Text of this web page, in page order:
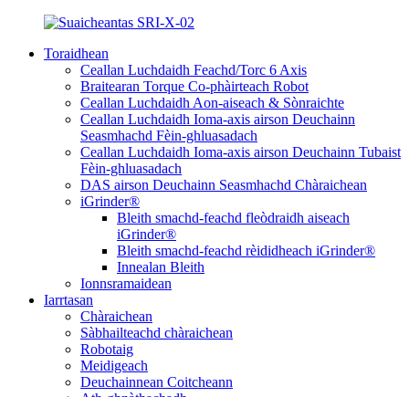
Toraidhean
Ceallan Luchdaidh Feachd/Torc 6 Axis
Braitearan Torque Co-phàirteach Robot
Ceallan Luchdaidh Aon-aiseach & Sònraichte
Ceallan Luchdaidh Ioma-axis airson Deuchainn
Seasmhachd Fèin-ghluasadach
Ceallan Luchdaidh Ioma-axis airson Deuchainn Tubaist
Fèin-ghluasadach
DAS airson Deuchainn Seasmhachd Chàraichean
iGrinder®
Bleith smachd-feachd fleòdraidh aiseach
iGrinder®
Bleith smachd-feachd rèididheach iGrinder®
Innealan Bleith
Ionnsramaidean
Iarrtasan
Chàraichean
Sàbhailteachd chàraichean
Robotaig
Meidigeach
Deuchainnean Coitcheann